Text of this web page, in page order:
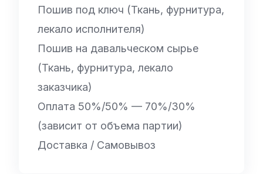
Пошив под ключ (Ткань, фурнитура,
лекало исполнителя)
Пошив на давальческом сырье
(Ткань, фурнитура, лекало
заказчика)
Оплата 50%/50% — 70%/30%
(зависит от объема партии)
Доставка / Самовывоз